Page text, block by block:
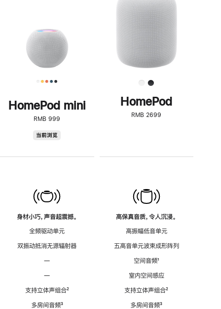
HomePod mini
RMB 999
当前浏览
身材小巧，声音超震撼。
全频驱动单元
双振动抵消无源辐射器
—
—
支持立体声组合脚
²
多房间音频脚
³
了
解
HomePod<
HomePod
RMB 2699
高保真音质，令人沉浸。
高振幅低音单元
五高音单元波束成形阵列
空间音频脚
¹
室内空间感应
支持立体声组合脚
²
多房间音频脚
³